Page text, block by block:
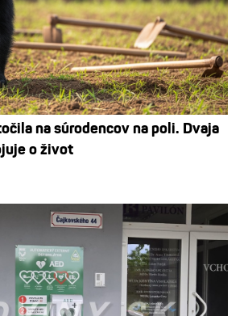
na súrodencov na poli. Dvaja
o život